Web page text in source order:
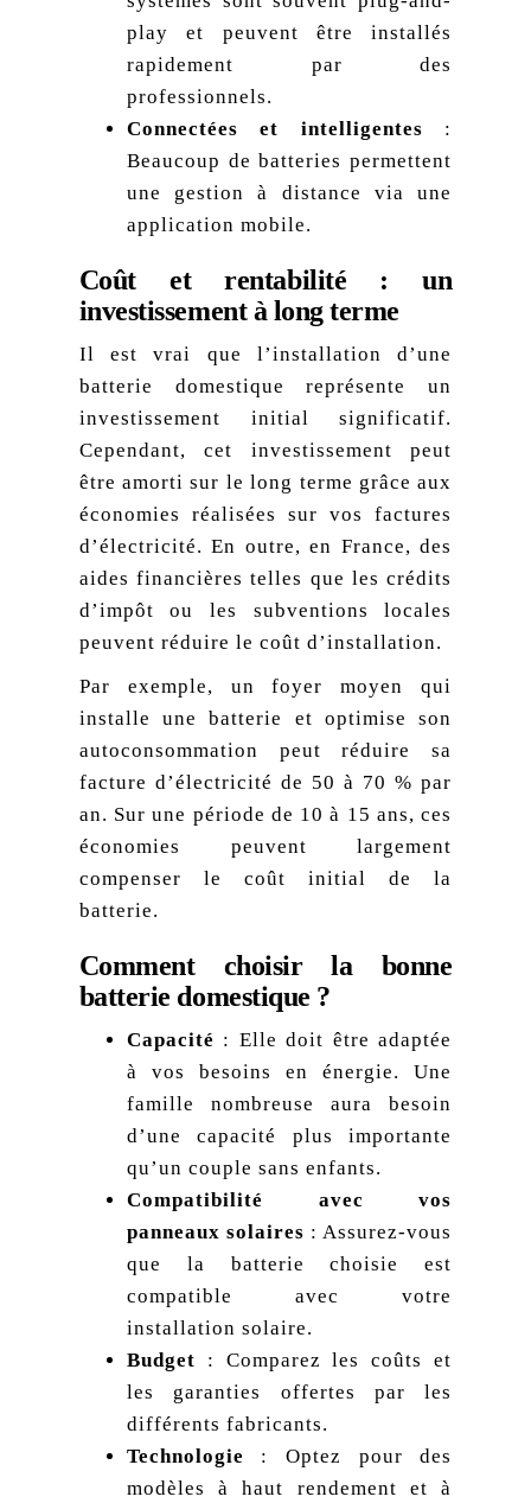
play et peuvent être installés
rapidement par des
professionnels.
Connectées et intelligentes :
Beaucoup de batteries permettent
une gestion à distance via une
application mobile.
Coût et rentabilité : un
investissement à long terme
Il est vrai que l’installation d’une
batterie domestique représente un
investissement initial significatif.
Cependant, cet investissement peut
être amorti sur le long terme grâce aux
économies réalisées sur vos factures
d’électricité. En outre, en France, des
aides financières telles que les crédits
d’impôt ou les subventions locales
peuvent réduire le coût d’installation.
Par exemple, un foyer moyen qui
installe une batterie et optimise son
autoconsommation peut réduire sa
facture d’électricité de 50 à 70 % par
an. Sur une période de 10 à 15 ans, ces
économies peuvent largement
compenser le coût initial de la
batterie.
Comment choisir la bonne
batterie domestique ?
Capacité : Elle doit être adaptée
à vos besoins en énergie. Une
famille nombreuse aura besoin
d’une capacité plus importante
qu’un couple sans enfants.
Compatibilité avec vos
panneaux solaires : Assurez-vous
que la batterie choisie est
compatible avec votre
installation solaire.
Budget : Comparez les coûts et
les garanties offertes par les
différents fabricants.
Technologie : Optez pour des
modèles à haut rendement et à